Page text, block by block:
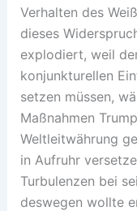
Verhalten des
dieses
explodiert, weil
konjunkturellen
setzen müssen,
Maßnahmen
Weltleitwährung
in Aufruhr
Turbulenzen bei
deswegen wollte